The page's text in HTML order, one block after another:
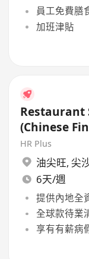
員工免費膳
加班津貼
Restaurant
(Chinese
HR Plus
油尖旺, 尖
6天/週
提供內地全
全球款待業
享有有薪病